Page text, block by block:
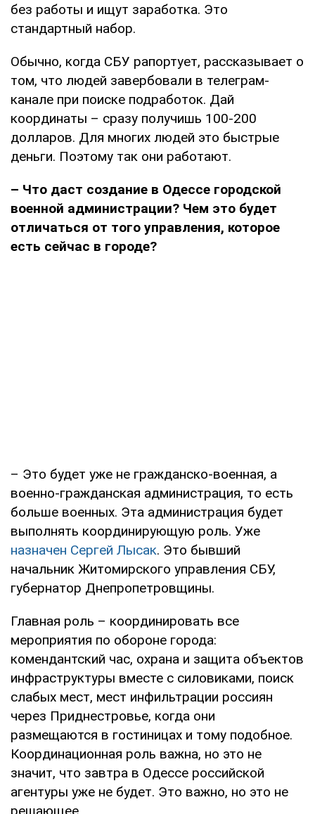
без работы и ищут заработка. Это
стандартный набор.
Обычно, когда СБУ рапортует, рассказывает о
том, что людей завербовали в телеграм-
канале при поиске подработок. Дай
координаты – сразу получишь 100-200
долларов. Для многих людей это быстрые
деньги. Поэтому так они работают.
– Что даст создание в Одессе городской
военной администрации? Чем это будет
отличаться от того управления, которое
есть сейчас в городе?
– Это будет уже не гражданско-военная, а
военно-гражданская администрация, то есть
больше военных. Эта администрация будет
выполнять координирующую роль. Уже
назначен Сергей Лысак. Это бывший
начальник Житомирского управления СБУ,
губернатор Днепропетровщины.
Главная роль – координировать все
мероприятия по обороне города:
комендантский час, охрана и защита объектов
инфраструктуры вместе с силовиками, поиск
слабых мест, мест инфильтрации россиян
через Приднестровье, когда они
размещаются в гостиницах и тому подобное.
Координационная роль важна, но это не
значит, что завтра в Одессе российской
агентуры уже не будет. Это важно, но это не